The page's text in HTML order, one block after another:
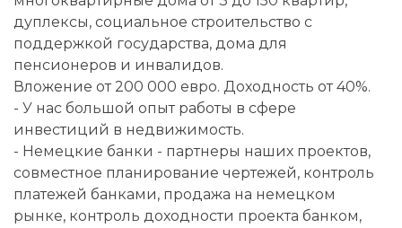
дуплексы, социальное строительство с
поддержкой государства, дома для
пенсионеров и инвалидов.
Вложение от 200 000 евро. Доходность от 40%.
- У нас большой опыт работы в сфере
инвестиций в недвижимость.
- Немецкие банки - партнеры наших проектов,
совместное планирование чертежей, контроль
платежей банками, продажа на немецком
рынке, контроль доходности проекта банком,